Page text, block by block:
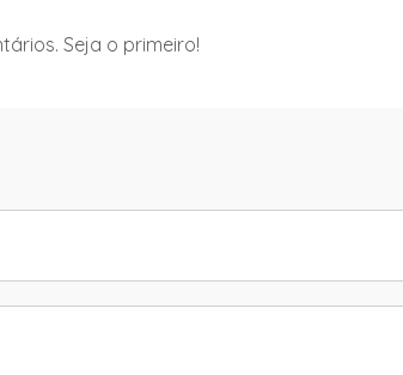
Seja o primeiro!